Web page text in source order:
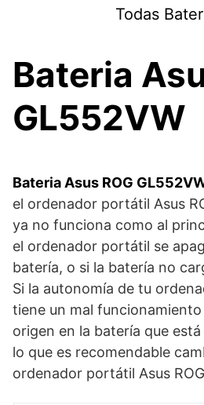
Todas
Bateria
GL552VW
Bateria Asus ROG
el ordenador portátil Asus
ya no funciona como al
el ordenador portátil se
batería, o si la batería no
Si la autonomía de tu
tiene un mal
origen en la batería que
lo que es recomendable
ordenador portátil Asus